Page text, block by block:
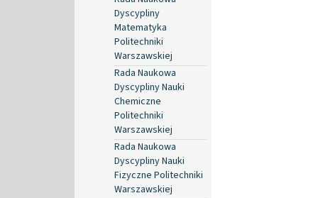
Dyscypliny
Matematyka
Politechniki
Warszawskiej
Rada Naukowa
Dyscypliny Nauki
Chemiczne
Politechniki
Warszawskiej
Rada Naukowa
Dyscypliny Nauki
Fizyczne Politechniki
Warszawskiej